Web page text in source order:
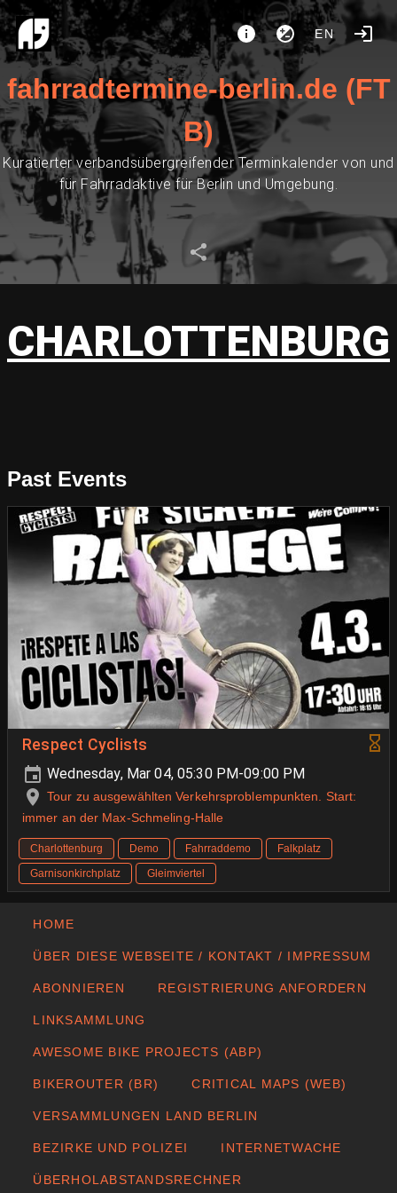
EN
fahrradtermine-berlin.de (FT
B)
Kuratierter verbandsübergreifender Terminkalender von und
für Fahrradaktive für Berlin und Umgebung.
CHARLOTTENBURG
Past Events
Respect Cyclists
Wednesday, Mar 04, 05:30 PM-09:00 PM
Tour zu ausgewählten Verkehrsproblempunkten. Start:
immer an der Max-Schmeling-Halle
Charlottenburg Demo Fahrraddemo
Falkplatz
Garnisonkirchplatz
Gleimviertel
HOME
ÜBER DIESE WEBSEITE / KONTAKT / IMPRESSUM
ABONNIEREN REGISTRIERUNG ANFORDERN
LINKSAMMLUNG
AWESOME BIKE PROJECTS (ABP)
BIKEROUTER (BR) CRITICAL MAPS (WEB)
VERSAMMLUNGEN LAND BERLIN
BEZIRKE UND POLIZEI INTERNETWACHE
ÜBERHOLABSTANDSRECHNER